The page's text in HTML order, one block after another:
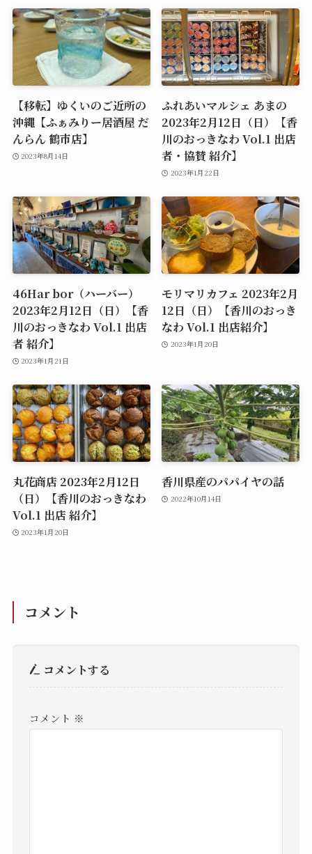
【移転】ゆくいのご近所の
沖縄【ふぁみりー居酒屋 だ
んらん 鶴市店】
2023年8月14日
ふれあいマルシェ あまの
2023年2月12日（日）【香
川のおっきなわ Vol.1 出店
者・協賛 紹介】
2023年1月22日
46Har bor（ハーバー）
2023年2月12日（日）【香
川のおっきなわ Vol.1 出店
者 紹介】
2023年1月21日
モリマリカフェ 2023年2月
12日（日）【香川のおっき
なわ Vol.1 出店紹介】
2023年1月20日
丸花商店 2023年2月12日
（日）【香川のおっきなわ
Vol.1 出店 紹介】
2023年1月20日
香川県産のパパイヤの話
2022年10月14日
コメント
コメントする
コメント ※